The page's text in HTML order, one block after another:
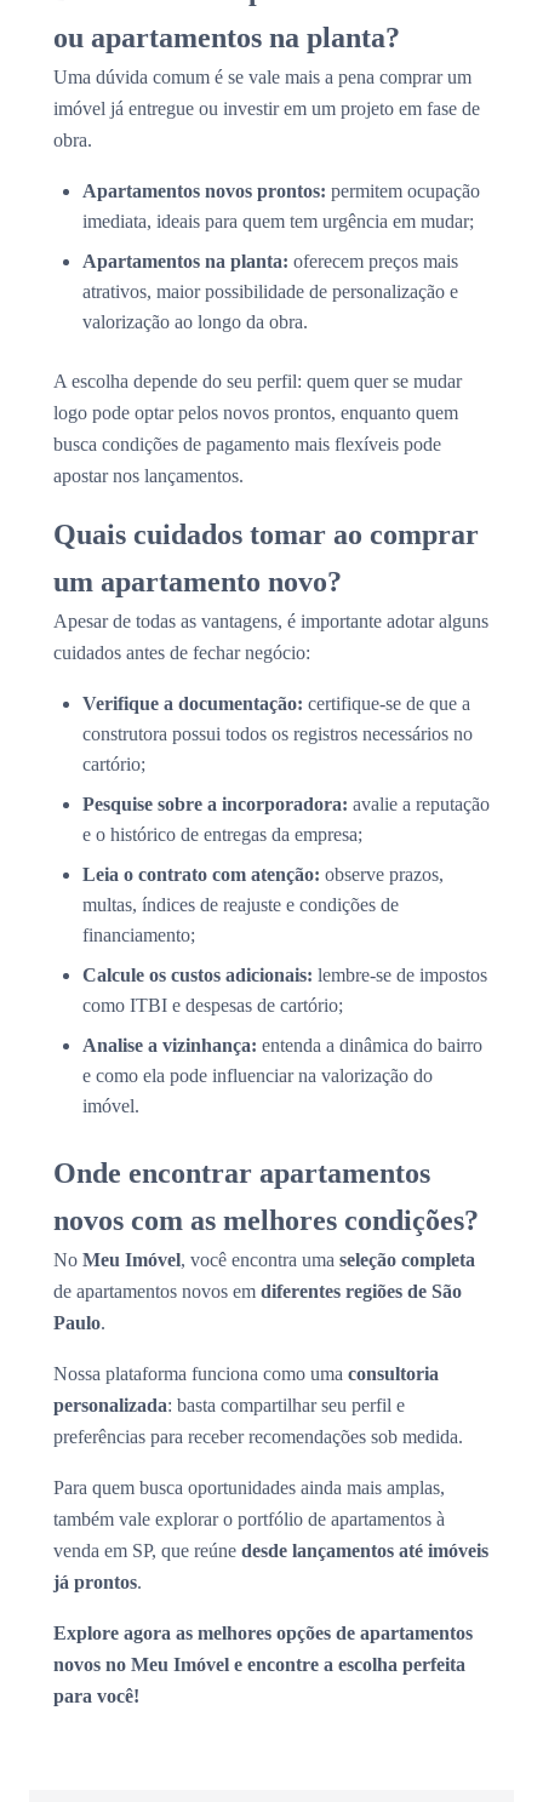
ou apartamentos na planta?
Uma dúvida comum é se vale mais a pena comprar um
imóvel já entregue ou investir em um projeto em fase de
obra.
Apartamentos novos prontos: permitem ocupação
imediata, ideais para quem tem urgência em mudar;
Apartamentos na planta: oferecem preços mais
atrativos, maior possibilidade de personalização e
valorização ao longo da obra.
A escolha depende do seu perfil: quem quer se mudar
logo pode optar pelos novos prontos, enquanto quem
busca condições de pagamento mais flexíveis pode
apostar nos lançamentos.
Quais cuidados tomar ao comprar
um apartamento novo?
Apesar de todas as vantagens, é importante adotar alguns
cuidados antes de fechar negócio:
Verifique a documentação: certifique-se de que a
construtora possui todos os registros necessários no
cartório;
Pesquise sobre a incorporadora: avalie a reputação
e o histórico de entregas da empresa;
Leia o contrato com atenção: observe prazos,
multas, índices de reajuste e condições de
financiamento;
Calcule os custos adicionais: lembre-se de impostos
como ITBI e despesas de cartório;
Analise a vizinhança: entenda a dinâmica do bairro
e como ela pode influenciar na valorização do
imóvel.
Onde encontrar apartamentos
novos com as melhores condições?
No Meu Imóvel, você encontra uma seleção completa
de apartamentos novos em diferentes regiões de São
Paulo.
Nossa plataforma funciona como uma consultoria
personalizada: basta compartilhar seu perfil e
preferências para receber recomendações sob medida.
Para quem busca oportunidades ainda mais amplas,
também vale explorar o portfólio de apartamentos à
venda em SP, que reúne desde lançamentos até imóveis
já prontos.
Explore agora as melhores opções de apartamentos
novos no Meu Imóvel e encontre a escolha perfeita
para você!